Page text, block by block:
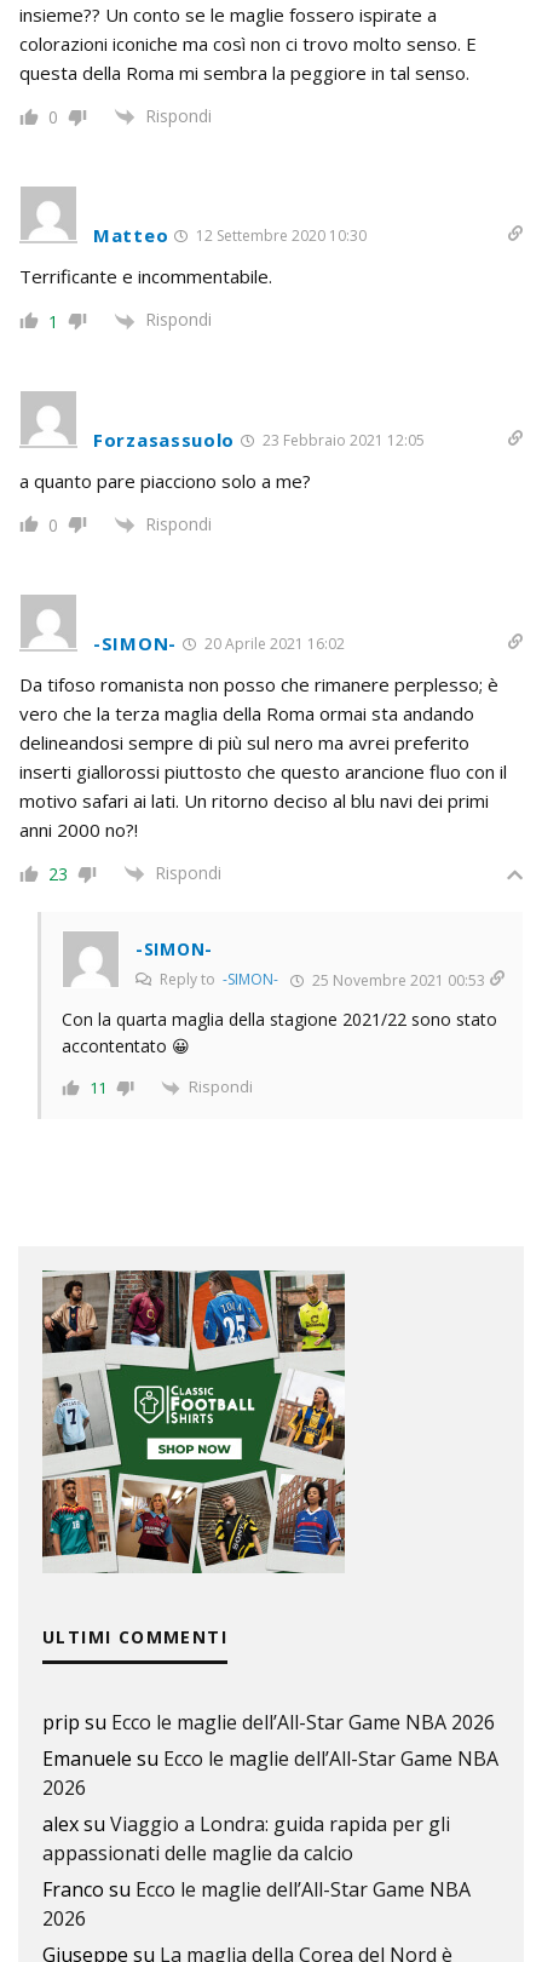
insieme?? Un conto se le maglie fossero ispirate a
colorazioni iconiche ma così non ci trovo molto senso. E
questa della Roma mi sembra la peggiore in tal senso.
0 Rispondi
Matteo 12 Settembre 2020 10:30
Terrificante e incommentabile.
1 Rispondi
Forzasassuolo 23 Febbraio 2021 12:05
a quanto pare piacciono solo a me?
0 Rispondi
-SIMON- 20 Aprile 2021 16:02
Da tifoso romanista non posso che rimanere perplesso; è
vero che la terza maglia della Roma ormai sta andando
delineandosi sempre di più sul nero ma avrei preferito
inserti giallorossi piuttosto che questo arancione fluo con il
motivo safari ai lati. Un ritorno deciso al blu navi dei primi
anni 2000 no?!
23 Rispondi
-SIMON-
Reply to -SIMON- 25 Novembre 2021 00:53
Con la quarta maglia della stagione 2021/22 sono stato
accontentato 😀
11 Rispondi
ULTIMI COMMENTI
prip su Ecco le maglie dell’All-Star Game NBA 2026
Emanuele su Ecco le maglie dell’All-Star Game NBA
2026
alexsu Viaggio a Londra: guida rapida per gli
appassionati delle maglie da calcio
Franco su Ecco le maglie dell’All-Star Game NBA
2026
Giuseppe su La maglia della Corea del Nord è